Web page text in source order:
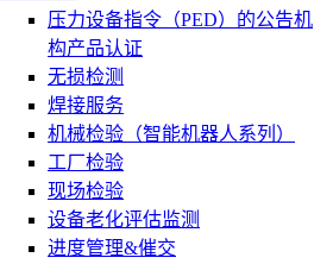
压力设备指令（PED）的公告机
构产品认证
无损检测
焊接服务
机械检验（智能机器人系列）
工厂检验
现场检验
设备老化评估监测
进度管理&催交